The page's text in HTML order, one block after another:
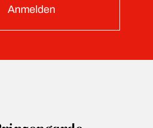
Anmelden